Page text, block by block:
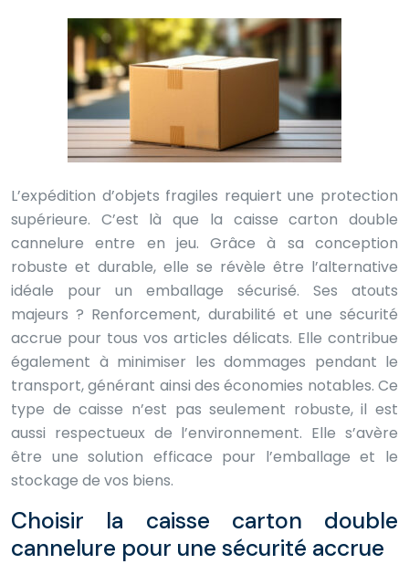
L’expédition d’objets fragiles requiert une protection
supérieure. C’est là que la caisse carton double
cannelure entre en jeu. Grâce à sa conception
robuste et durable, elle se révèle être l’alternative
idéale pour un emballage sécurisé. Ses atouts
majeurs ? Renforcement, durabilité et une sécurité
accrue pour tous vos articles délicats. Elle contribue
également à minimiser les dommages pendant le
transport, générant ainsi des économies notables. Ce
type de caisse n’est pas seulement robuste, il est
aussi respectueux de l’environnement. Elle s’avère
être une solution efficace pour l’emballage et le
stockage de vos biens.
Choisir la caisse carton double
cannelure pour une sécurité accrue